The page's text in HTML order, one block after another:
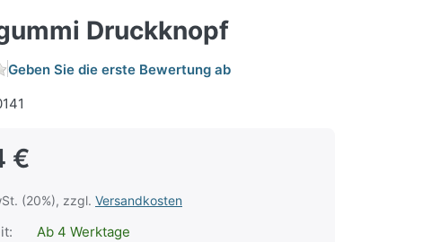
Druckknopf
Geben Sie die erste Bewertung ab
€
(20%), zzgl. Versandkosten
Ab 4 Werktage